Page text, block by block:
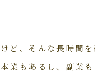
けど、そんな長時間
本業もあるし、副業